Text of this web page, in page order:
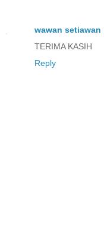
wawan setiawan
TERIMA KASIH
Reply